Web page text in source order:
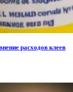
расходов клеев